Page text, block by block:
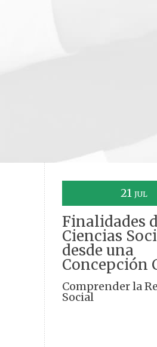
21 JUL
Finalidades
Ciencias
desde una
Concepción
Comprender la
Social